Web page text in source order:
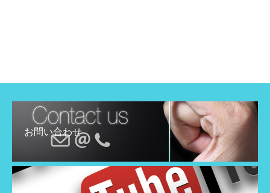
お問い合わせ